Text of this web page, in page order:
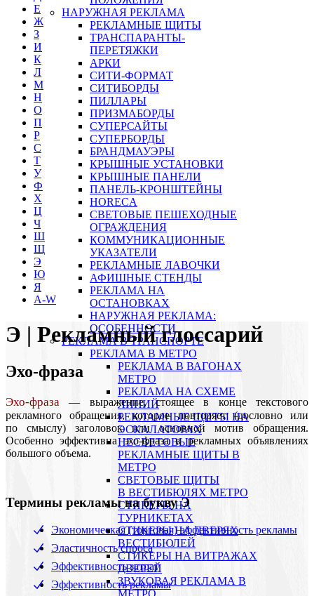
НАРУЖНАЯ РЕКЛАМА
РЕКЛАМНЫЕ ЩИТЫ
ТРАНСПАРАНТЫ-
ПЕРЕТЯЖКИ
АРКИ
СИТИ-ФОРМАТ
СИТИБОРДЫ
ПИЛЛАРЫ
ПРИЗМАБОРДЫ
СУПЕРСАЙТЫ
СУПЕРБОРДЫ
БРАНДМАУЭРЫ
КРЫШНЫЕ УСТАНОВКИ
КРЫШНЫЕ ПАНЕЛИ
ПАНЕЛЬ-КРОНШТЕЙНЫ
HORECA
СВЕТОВЫЕ ПЕШЕХОДНЫЕ
ОГРАЖДЕНИЯ
КОММУНИКАЦИОННЫЕ
УКАЗАТЕЛИ
РЕКЛАМНЫЕ ЛАВОЧКИ
АФИШНЫЕ СТЕНДЫ
РЕКЛАМА НА
ОСТАНОВКАХ
НАРУЖНАЯ РЕКЛАМА:
ОСОБЕННОСТИ
РЕКЛАМА В ТРАНСПОРТЕ
РЕКЛАМА В МЕТРО
РЕКЛАМА В ВАГОНАХ
МЕТРО
РЕКЛАМА НА СХЕМЕ
ЛИНИЙ
РЕКЛАМНЫЕ ЩИТЫ НА
ЭСКАЛАТОРАХ
НЕСВЕТОВЫЕ
РЕКЛАМНЫЕ ЩИТЫ В
МЕТРО
СВЕТОВЫЕ ЩИТЫ
В ВЕСТИБЮЛЯХ МЕТРО
СТИКЕРЫ НА
ТУРНИКЕТАХ
CТИКЕРЫ НА ДВЕРЯХ
ВЕСТИБЮЛЕЙ
CТИКЕРЫ НА ВИТРАЖАХ
ДВЕРЕЙ
ЗВУКОВАЯ РЕКЛАМА В
МЕТРО
Е
Ж
З
И
К
Л
М
Н
О
П
Р
С
Т
У
Ф
Х
Ц
Ч
Ш
Щ
Э
Ю
Я
A-W
Э | Рекламный глоссарий
Эхо-фраза
Эхо-фраза — выражение, стоящее в конце текстового
рекламного обращения, которое повторяет (дословно или
по смыслу) заголовок или основной мотив обращения.
Особенно эффективна эхо-фраза в рекламных объявлениях
большого объема.
Термины рекламы на букву Э
Экономическая (торговая) эффективность рекламы
Эластичность спроса
Эффективность затрат
Эффективность рекламы